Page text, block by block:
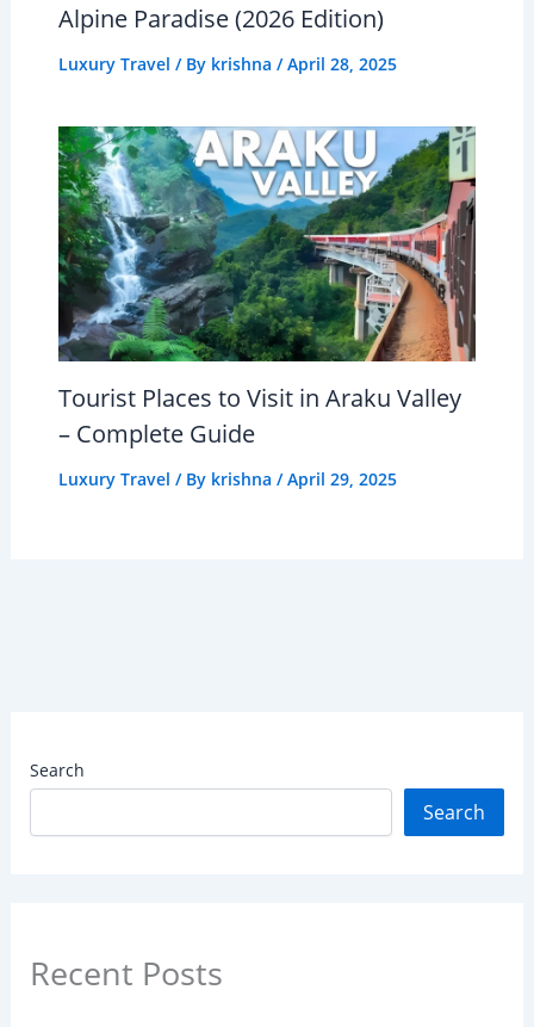
Alpine Paradise (2026 Edition)
Luxury Travel / By krishna /April 28, 2025
Tourist Places to Visit in Araku Valley
– Complete Guide
Luxury Travel / By krishna /April 29, 2025
Search
Search
Recent Posts